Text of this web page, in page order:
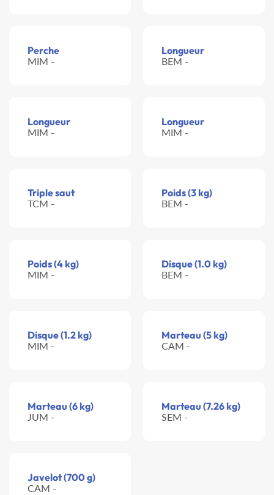
Perche
MIM -
Longueur
BEM -
Longueur
MIM -
Longueur
MIM -
Triple saut
TCM -
Poids (3 kg)
BEM -
Poids (4 kg)
MIM -
Disque (1.0 kg)
BEM -
Disque (1.2 kg)
MIM -
Marteau (5 kg)
CAM -
Marteau (6 kg)
JUM -
Marteau (7.26 kg)
SEM -
Javelot (700 g)
CAM -